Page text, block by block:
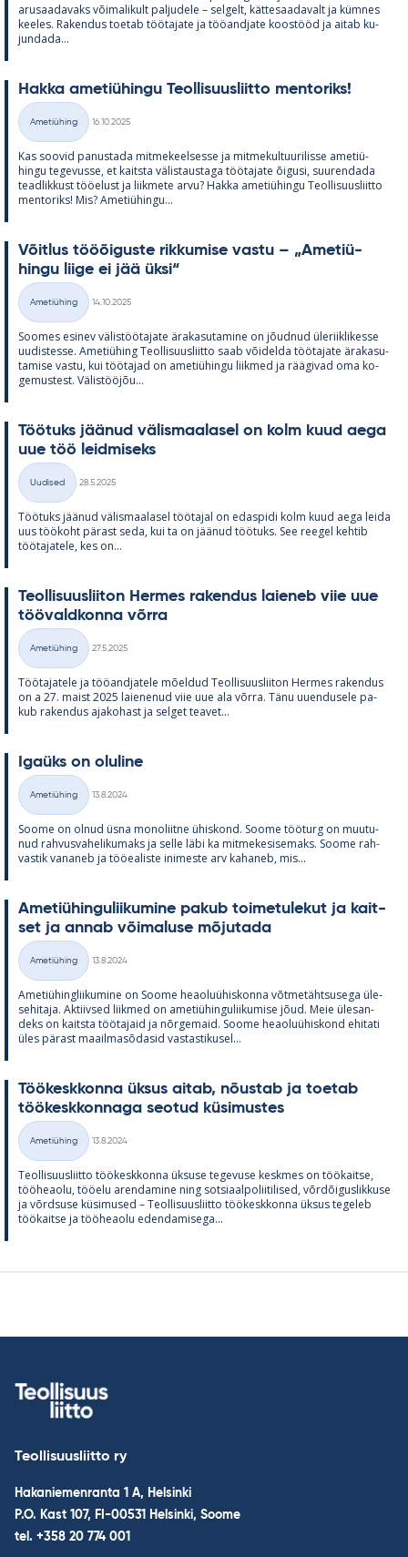
arusaa­da­vaks või­ma­li­kult pal­ju­dele – sel­gelt, kät­te­saa­da­valt ja küm­nes
kee­les. Ra­ken­dus toe­tab töö­ta­jate ja töö­and­jate koos­tööd ja ai­tab ku­
jun­dada...
Hakka ame­tiü­hingu Teol­li­suus­liitto men­to­riks!
Kategooriad
Ametiühing
16.10.2025
Kas soo­vid pa­nus­tada mit­me­keel­sesse ja mit­me­kul­tuu­ri­lisse ame­tiü­
hingu te­ge­vusse, et kaitsta vä­lis­taus­taga töö­ta­jate õi­gusi, suu­ren­dada
tead­lik­kust töö­elust ja liik­mete arvu? Hakka ame­tiü­hingu Teol­li­suus­liitto
men­to­riks! Mis? Ame­tiü­hingu...
Võit­lus tööõi­guste rik­ku­mise vastu – „Ame­tiü­
hingu liige ei jää üksi“
Kategooriad
Ametiühing
14.10.2025
Soo­mes esi­nev vä­lis­töö­ta­jate ära­ka­su­ta­mine on jõud­nud üle­riikli­kesse
uu­dis­tesse. Ame­tiü­hing Teol­li­suus­liitto saab või­delda töö­ta­jate ära­ka­su­
ta­mise vastu, kui töö­ta­jad on ame­tiü­hingu liik­med ja rää­gi­vad oma ko­
ge­mus­test. Vä­lis­tööjõu...
Töö­tuks jää­nud vä­lis­maa­la­sel on kolm kuud aega
uue töö leid­mi­seks
Kategooriad
Uudised
28.5.2025
Töö­tuks jää­nud vä­lis­maa­la­sel töö­ta­jal on edas­pidi kolm kuud aega leida
uus töö­koht pä­rast seda, kui ta on jää­nud töö­tuks. See ree­gel keh­tib
töö­ta­ja­tele, kes on...
Teol­li­suus­lii­ton Her­mes ra­ken­dus lai­e­neb viie uue
töö­vald­konna võrra
Kategooriad
Ametiühing
27.5.2025
Töö­ta­ja­tele ja töö­and­ja­tele mõel­dud Teol­li­suus­lii­ton Her­mes ra­ken­dus
on a 27. maist 2025 lai­e­ne­nud viie uue ala võrra. Tänu uu­en­dusele pa­
kub ra­ken­dus aja­ko­hast ja sel­get tea­vet...
Igaüks on olu­line
Kategooriad
Ametiühing
13.8.2024
Soome on ol­nud üsna mo­no­liitne ühis­kond. Soome töö­turg on muu­tu­
nud rah­vus­va­he­li­ku­maks ja selle läbi ka mit­me­ke­si­se­maks. Soome rah­
vas­tik va­na­neb ja töö­ea­liste ini­meste arv ka­ha­neb, mis...
Ame­tiü­hin­gu­lii­ku­mine pa­kub toi­me­tu­le­kut ja kait­
set ja an­nab või­ma­luse mõ­ju­tada
Kategooriad
Ametiühing
13.8.2024
Ame­tiü­hinglii­ku­mine on Soome heao­luü­his­konna võt­me­täht­susega üle­
se­hi­taja. Ak­tiiv­sed liik­med on ame­tiü­hin­gu­lii­ku­mise jõud. Meie üle­san­
deks on kaitsta töö­ta­jaid ja nõr­ge­maid. Soome heao­luü­his­kond ehi­tati
üles pä­rast maa­il­masõ­da­sid vas­tas­ti­kusel...
Töö­kesk­konna ük­sus ai­tab, nõus­tab ja toe­tab
töö­kesk­kon­naga seo­tud kü­si­mus­tes
Kategooriad
Ametiühing
13.8.2024
Teol­li­suus­liitto töö­kesk­konna ük­suse te­ge­vuse kesk­mes on töö­kaitse,
töö­heaolu, töö­elu aren­da­mine ning sot­si­aal­po­lii­ti­li­sed, võrdõi­gus­lik­kuse
ja võrd­suse kü­si­mused – Teol­li­suus­liitto töö­kesk­konna ük­sus te­ge­leb
töö­kaitse ja töö­heaolu eden­da­mi­sega...
Teollisuusliitto ry
Hakaniemenranta 1 A, Helsinki
P.O. Kast 107, FI-00531 Helsinki, Soome
tel. +358 20 774 001